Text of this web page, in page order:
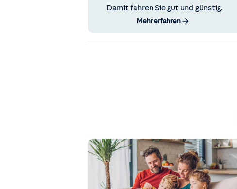
Damit fahren Sie gut und günstig.
Mehr erfahren